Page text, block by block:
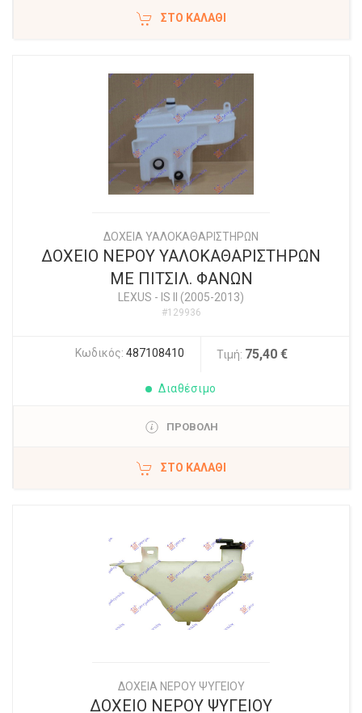
ΣΤΟ ΚΑΛΆΘΙ
ΔΟΧΕΙΑ ΥΑΛΟΚΑΘΑΡΙΣΤΗΡΩΝ
ΔΟΧΕΙΟ ΝΕΡΟΥ ΥΑΛΟΚΑΘΑΡΙΣΤΗΡΩΝ
ΜΕ ΠΙΤΣΙΛ. ΦΑΝΩΝ
LEXUS - IS II (2005-2013)
#129936
Κωδικός: 487108410 Τιμή: 75,40 €
Διαθέσιμο
ΠΡΟΒΟΛΗ
ΣΤΟ ΚΑΛΆΘΙ
ΔΟΧΕΙΑ ΝΕΡΟΥ ΨΥΓΕΙΟΥ
ΔΟΧΕΙΟ ΝΕΡΟΥ ΨΥΓΕΙΟΥ